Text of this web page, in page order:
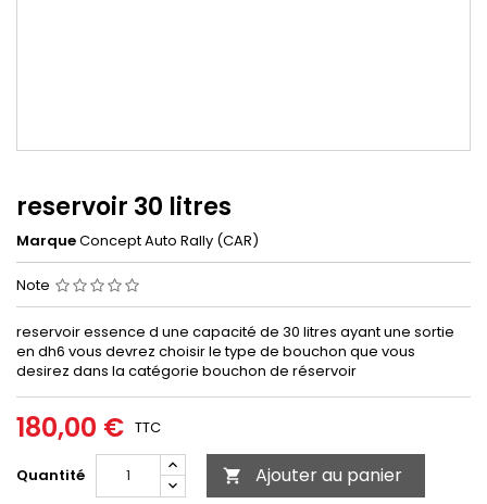
reservoir 30 litres
MarqueConcept Auto Rally (CAR)
Note
reservoir essence d une capacité de 30 litres ayant une sortie
en dh6 vous devrez choisir le type de bouchon que vous
desirez dans la catégorie bouchon de réservoir
180,00 € TTC
Quantité  Ajouter au panier